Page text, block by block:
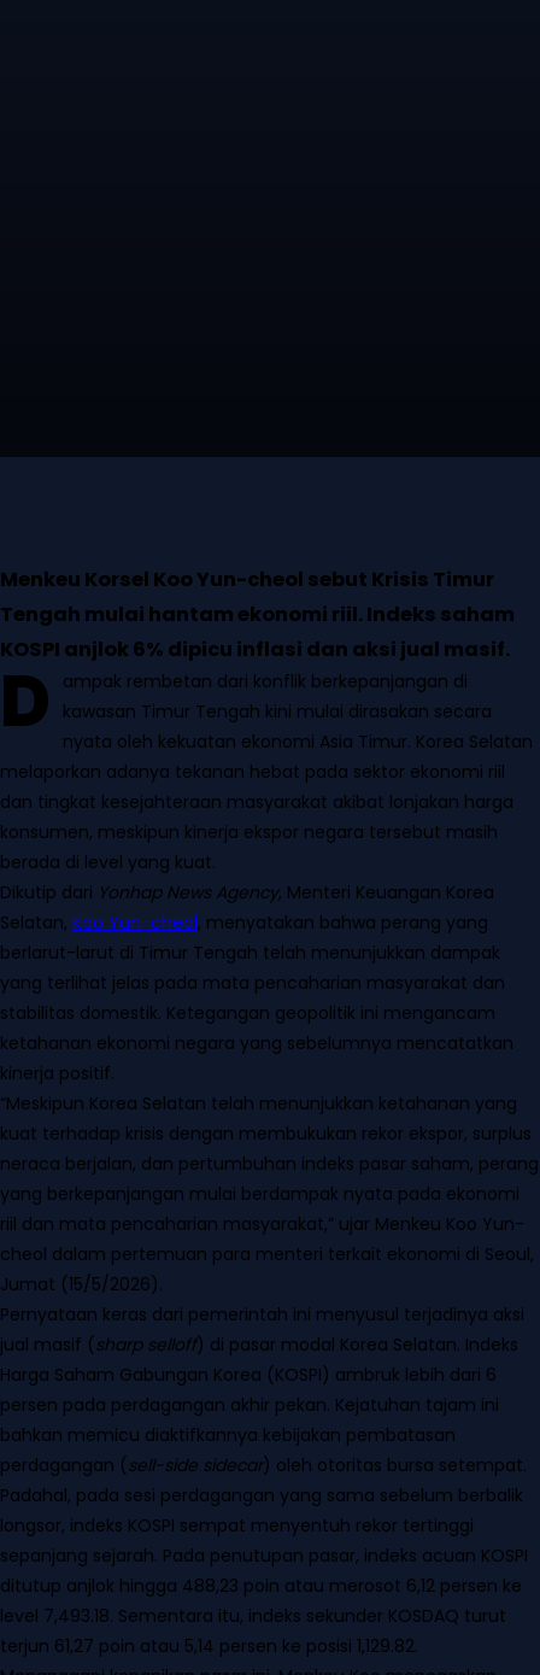
Menkeu Korsel Koo Yun-cheol sebut Krisis Timur
Tengah mulai hantam ekonomi riil. Indeks saham
KOSPI anjlok 6% dipicu inflasi dan aksi jual masif.
D
ampak rembetan dari konflik berkepanjangan di
kawasan Timur Tengah kini mulai dirasakan secara
nyata oleh kekuatan ekonomi Asia Timur. Korea Selatan
melaporkan adanya tekanan hebat pada sektor ekonomi riil
dan tingkat kesejahteraan masyarakat akibat lonjakan harga
konsumen, meskipun kinerja ekspor negara tersebut masih
berada di level yang kuat.
Dikutip dari Yonhap News Agency, Menteri Keuangan Korea
Selatan, Koo Yun-cheol, menyatakan bahwa perang yang
berlarut-larut di Timur Tengah telah menunjukkan dampak
yang terlihat jelas pada mata pencaharian masyarakat dan
stabilitas domestik. Ketegangan geopolitik ini mengancam
ketahanan ekonomi negara yang sebelumnya mencatatkan
kinerja positif.
“Meskipun Korea Selatan telah menunjukkan ketahanan yang
kuat terhadap krisis dengan membukukan rekor ekspor, surplus
neraca berjalan, dan pertumbuhan indeks pasar saham, perang
yang berkepanjangan mulai berdampak nyata pada ekonomi
riil dan mata pencaharian masyarakat,” ujar Menkeu Koo Yun-
cheol dalam pertemuan para menteri terkait ekonomi di Seoul,
Jumat (15/5/2026).
Pernyataan keras dari pemerintah ini menyusul terjadinya aksi
jual masif (sharp selloff) di pasar modal Korea Selatan. Indeks
Harga Saham Gabungan Korea (KOSPI) ambruk lebih dari 6
persen pada perdagangan akhir pekan. Kejatuhan tajam ini
bahkan memicu diaktifkannya kebijakan pembatasan
perdagangan (sell-side sidecar) oleh otoritas bursa setempat.
Padahal, pada sesi perdagangan yang sama sebelum berbalik
longsor, indeks KOSPI sempat menyentuh rekor tertinggi
sepanjang sejarah. Pada penutupan pasar, indeks acuan KOSPI
ditutup anjlok hingga 488,23 poin atau merosot 6,12 persen ke
level 7,493.18. Sementara itu, indeks sekunder KOSDAQ turut
terjun 61,27 poin atau 5,14 persen ke posisi 1,129.82.